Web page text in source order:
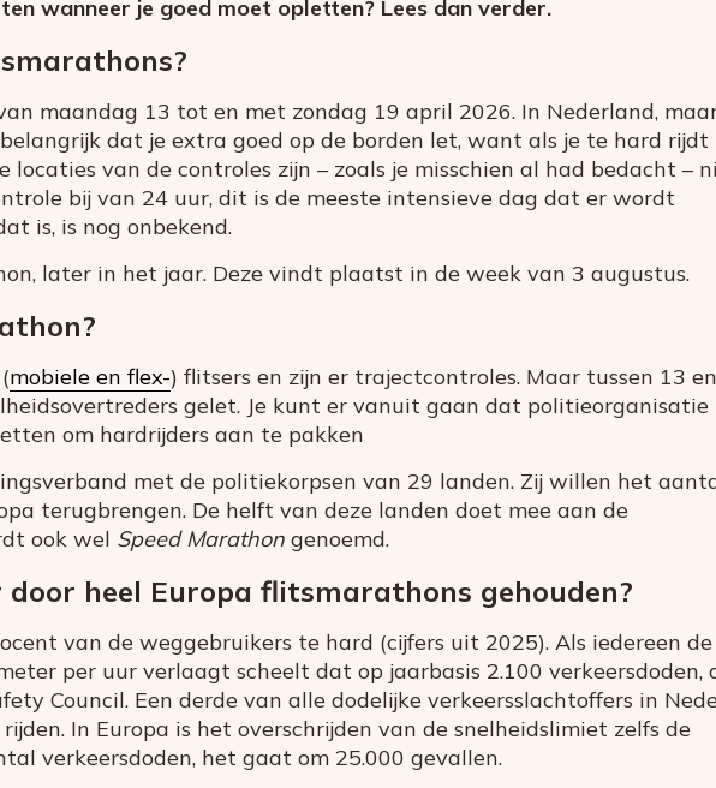
wanneer je goed moet opletten? Lees dan verder.
maandag 13 tot en met zondag 19 april 2026. In Nederland,
dat je extra goed op de borden let, want als je te hard rijdt
locaties van de controles zijn – zoals je misschien al had bedacht –
bij van 24 uur, dit is de meeste intensieve dag dat er wordt
is, is nog onbekend.
later in het jaar. Deze vindt plaatst in de week van 3 augustus.
mobiele en flex-) flitsers en zijn er trajectcontroles. Maar tussen 13
gelet. Je kunt er vanuit gaan dat politieorganisatie
om hardrijders aan te pakken
met de politiekorpsen van 29 landen. Zij willen het
terugbrengen. De helft van deze landen doet mee aan de
ook wel Speed Marathon genoemd.
heel Europa flitsmarathons gehouden?
van de weggebruikers te hard (cijfers uit 2025). Als iedereen de
per uur verlaagt scheelt dat op jaarbasis 2.100 verkeersdoden,
Council. Een derde van alle dodelijke verkeersslachtoffers in
In Europa is het overschrijden van de snelheidslimiet zelfs de
verkeersdoden, het gaat om 25.000 gevallen.